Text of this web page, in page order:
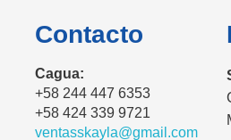
Contacto
Cagua:
+58 244 447 6353
+58 424 339 9721
ventasskayla@gmail.com